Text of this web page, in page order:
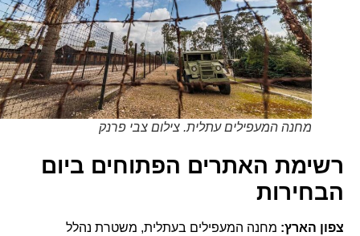
מחנה המעפילים עתלית. צילום צבי פרנק
רשימת האתרים הפתוחים ביום
הבחירות
צפון הארץ:מחנה המעפילים בעתלית, משטרת נהלל